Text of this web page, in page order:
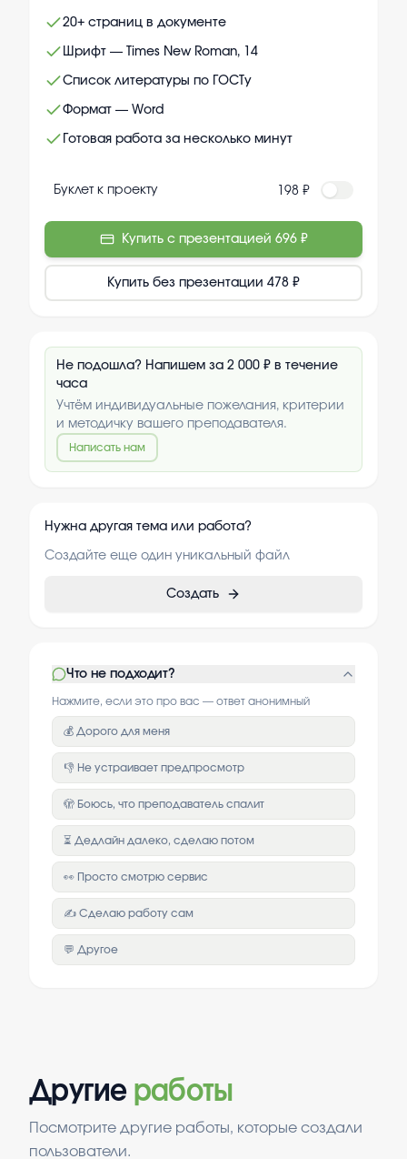
20+ страниц в документе
Шрифт — Times New Roman, 14
Список литературы по ГОСТу
Формат — Word
Готовая работа за несколько минут
Буклет к проекту 198 ₽
Купить с презентацией 696 ₽
Купить без презентации 478 ₽
Не подошла? Напишем за 2 000 ₽ в течение
часа
Учтём индивидуальные пожелания, критерии
и методичку вашего преподавателя.
Написать нам
Нужна другая тема или работа?
Создайте еще один уникальный файл
Создать
Что не подходит?
Нажмите, если это про вас — ответ анонимный
💰 Дорого для меня
👎 Не устраивает предпросмотр
🫣 Боюсь, что преподаватель спалит
⏳ Дедлайн далеко, сделаю потом
👀 Просто смотрю сервис
✍️ Сделаю работу сам
💬 Другое
Другие работы
Посмотрите другие работы, которые создали
пользователи.